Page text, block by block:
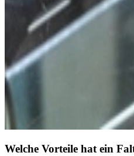
Welche Vorteile hat ein